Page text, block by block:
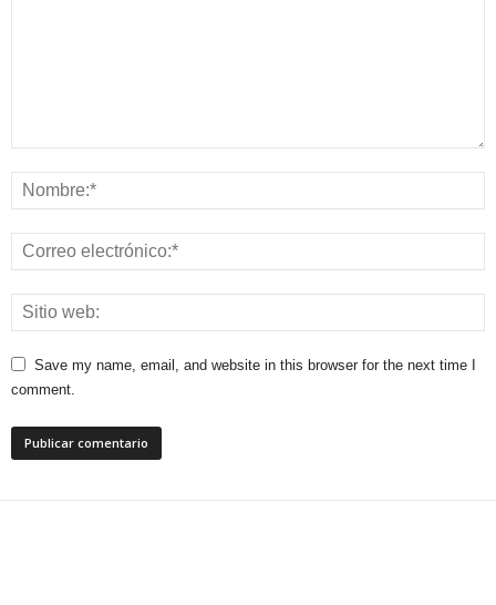
Save my name, email, and website in this browser for the next time I
comment.